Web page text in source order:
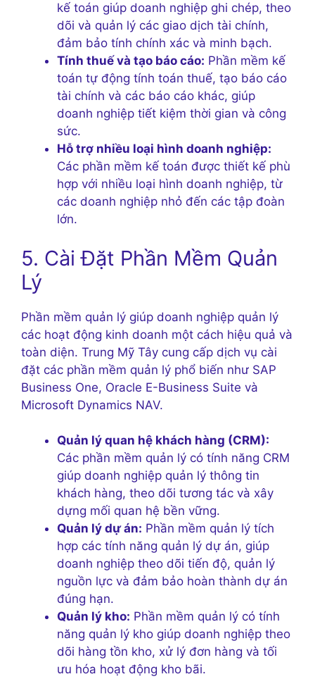
kế toán giúp doanh nghiệp ghi chép, theo
dõi và quản lý các giao dịch tài chính,
đảm bảo tính chính xác và minh bạch.
Tính thuế và tạo báo cáo: Phần mềm kế
toán tự động tính toán thuế, tạo báo cáo
tài chính và các báo cáo khác, giúp
doanh nghiệp tiết kiệm thời gian và công
sức.
Hỗ trợ nhiều loại hình doanh nghiệp:
Các phần mềm kế toán được thiết kế phù
hợp với nhiều loại hình doanh nghiệp, từ
các doanh nghiệp nhỏ đến các tập đoàn
lớn.
5. Cài Đặt Phần Mềm Quản
Lý
Phần mềm quản lý giúp doanh nghiệp quản lý
các hoạt động kinh doanh một cách hiệu quả và
toàn diện. Trung Mỹ Tây cung cấp dịch vụ cài
đặt các phần mềm quản lý phổ biến như SAP
Business One, Oracle E-Business Suite và
Microsoft Dynamics NAV.
Quản lý quan hệ khách hàng (CRM):
Các phần mềm quản lý có tính năng CRM
giúp doanh nghiệp quản lý thông tin
khách hàng, theo dõi tương tác và xây
dựng mối quan hệ bền vững.
Quản lý dự án: Phần mềm quản lý tích
hợp các tính năng quản lý dự án, giúp
doanh nghiệp theo dõi tiến độ, quản lý
nguồn lực và đảm bảo hoàn thành dự án
đúng hạn.
Quản lý kho: Phần mềm quản lý có tính
năng quản lý kho giúp doanh nghiệp theo
dõi hàng tồn kho, xử lý đơn hàng và tối
ưu hóa hoạt động kho bãi.